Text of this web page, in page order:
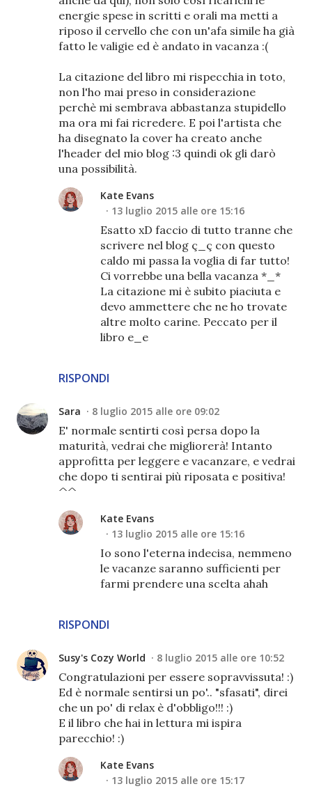
energie spese in scritti e orali ma metti a
riposo il cervello che con un'afa simile ha già
fatto le valigie ed è andato in vacanza :(
La citazione del libro mi rispecchia in toto,
non l'ho mai preso in considerazione
perchè mi sembrava abbastanza stupidello
ma ora mi fai ricredere. E poi l'artista che
ha disegnato la cover ha creato anche
l'header del mio blog :3 quindi ok gli darò
una possibilità.
RISPONDI
Kate Evans
13 luglio 2015 alle ore 15:16
Esatto xD faccio di tutto tranne che
scrivere nel blog ç_ç con questo
caldo mi passa la voglia di far tutto!
Ci vorrebbe una bella vacanza *_*
La citazione mi è subito piaciuta e
devo ammettere che ne ho trovate
altre molto carine. Peccato per il
libro e_e
Sara 8 luglio 2015 alle ore 09:02
E' normale sentirti così persa dopo la
maturità, vedrai che migliorerà! Intanto
approfitta per leggere e vacanzare, e vedrai
che dopo ti sentirai più riposata e positiva!
^^
RISPONDI
Kate Evans
13 luglio 2015 alle ore 15:16
Io sono l'eterna indecisa, nemmeno
le vacanze saranno sufficienti per
farmi prendere una scelta ahah
Susy's Cozy World 8 luglio 2015 alle ore 10:52
Congratulazioni per essere sopravvissuta! :)
Ed è normale sentirsi un po'.. "sfasati", direi
che un po' di relax è d'obbligo!!! :)
E il libro che hai in lettura mi ispira
parecchio! :)
Kate Evans
13 luglio 2015 alle ore 15:17